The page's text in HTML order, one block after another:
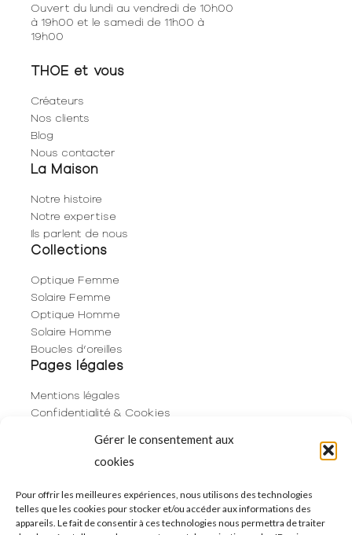
Gérer le consentement aux
cookies
Pour offrir les meilleures expériences, nous utilisons des technologies
telles que les cookies pour stocker et/ou accéder aux informations des
appareils. Le fait de consentir à ces technologies nous permettra de traiter
Ouvert du lundi au vendredi de 10h00
à 19h00 et le samedi de 11h00 à
19h00
THOE et vous
Créateurs
Nos clients
Blog
Nous contacter
La Maison
Notre histoire
Notre expertise
Ils parlent de nous
Collections
Optique Femme
Solaire Femme
Optique Homme
Solaire Homme
Boucles d’oreilles
Pages légales
Mentions légales
Confidentialité & Cookies
Politique de cookies (UE)
06 29 53 66 63
01 83 96 73 68
250 Rue de Rivoli